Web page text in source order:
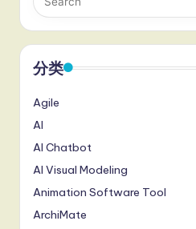
分类
Agile
AI
AI Chatbot
AI Visual Modeling
Animation Software Tool
ArchiMate